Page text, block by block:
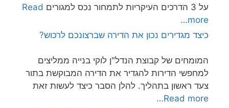
על 3 הדרכים העיקריות לתמחור נכס למגורים
Read
more…
כיצד מגדירים נכון את הדירה שברצונכם לרכוש?
המומחים של קבוצת הנדל"ן לוקי בנייה ממליצים
למחפשי הדירות להגדיר את הדירה המבוקשת בתור
צעד ראשון בתהליך. להלן הסבר כיצד לעשות זאת
Read more…